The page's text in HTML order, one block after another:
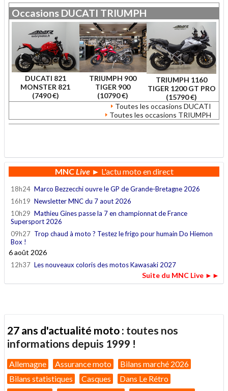
Occasions DUCATI TRIUMPH
DUCATI 821
MONSTER 821
(7490 €)
TRIUMPH 900
TIGER 900
(10790 €)
TRIUMPH 1160
TIGER 1200 GT PRO
(15790 €)
Toutes les occasions DUCATI
Toutes les occasions TRIUMPH
MNCLive► L'actu moto en direct
18h24 Marco Bezzecchi ouvre le GP de Grande-Bretagne 2026
16h19 Newsletter MNC du 7 aout 2026
10h29 Mathieu Gines passe la 7 en championnat de France
Supersport 2026
09h27 Trop chaud à moto ? Testez le frigo pour humain Do Hiemon
Box !
6 août 2026
12h37 Les nouveaux coloris des motos Kawasaki 2027
Suite du MNC Live ►►
27 ans d'actualité moto : toutes nos
informations depuis 1999 !
Allemagne Assurance moto
Bilans marché 2026
Bilans statistiques
Casques
Dans Le Rétro